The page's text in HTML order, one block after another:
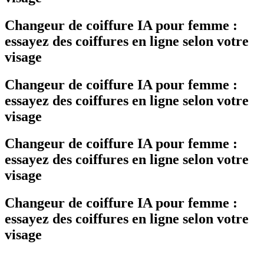
Changeur de coiffure IA pour femme :
essayez des coiffures en ligne selon votre
visage
Changeur de coiffure IA pour femme :
essayez des coiffures en ligne selon votre
visage
Changeur de coiffure IA pour femme :
essayez des coiffures en ligne selon votre
visage
Changeur de coiffure IA pour femme :
essayez des coiffures en ligne selon votre
visage